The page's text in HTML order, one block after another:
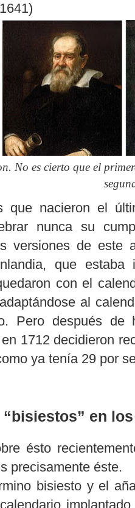
No es cierto que el
que nacieron el
nunca su
versiones de este
que
con el
al
Pero después de
1712 decidieron
ya tenía 29 por
“bisiestos” en
ésto
precisamente éste.
bisiesto y el